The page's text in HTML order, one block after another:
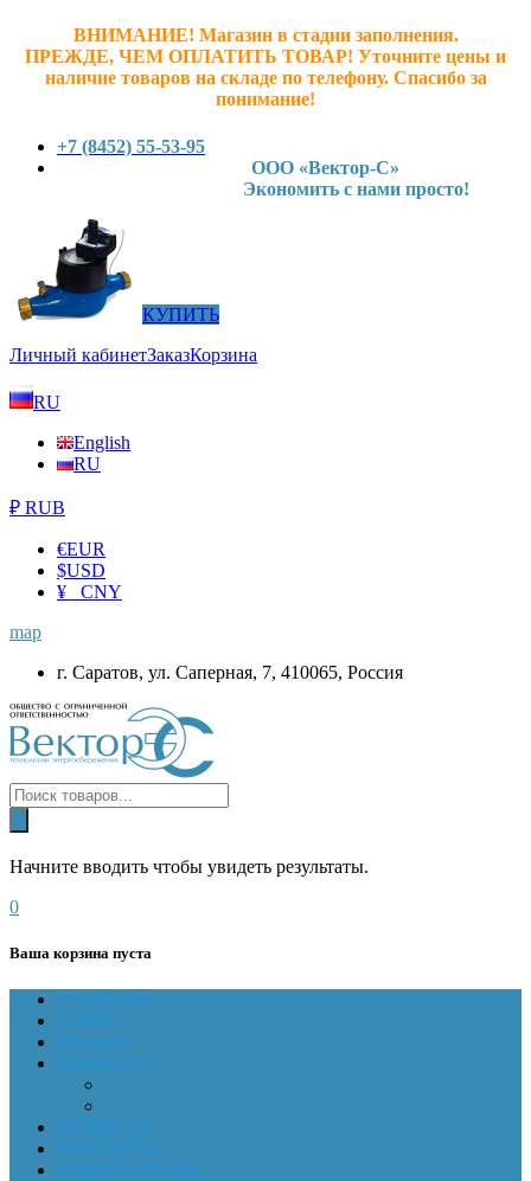
ВНИМАНИЕ! Магазин в стадии заполнения.
ПРЕЖДЕ, ЧЕМ ОПЛАТИТЬ ТОВАР! Уточните цены и
наличие товаров на складе по телефону. Спасибо за
понимание!
+7 (8452) 55-53-95
ООО «Вектор-С»
Экономить с нами просто!
КУПИТЬ
Личный кабинетЗаказКорзина
RU
English
RU
₽ RUB
€EUR
$USD
¥ CNY
map
г. Саратов, ул. Саперная, 7, 410065, Россия
Начните вводить чтобы увидеть результаты.
0
Ваша корзина пуста
ГЛАВНАЯ
О НАС
Магазин
Документы
НОВОСТИ
КОНТАКТЫ
Личный кабинет